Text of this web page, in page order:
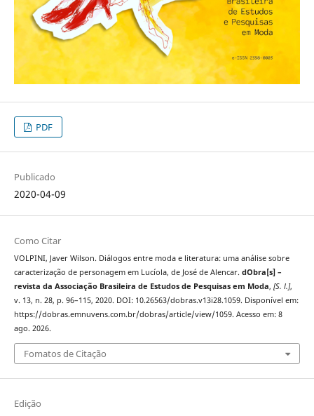
PDF
Publicado
2020-04-09
Como Citar
VOLPINI, Javer Wilson. Diálogos entre moda e literatura: uma análise sobre
caracterização de personagem em Lucíola, de José de Alencar. dObra[s] –
revista da Associação Brasileira de Estudos de Pesquisas em Moda, [S. l.],
v. 13, n. 28, p. 96–115, 2020. DOI: 10.26563/dobras.v13i28.1059. Disponível em:
https://dobras.emnuvens.com.br/dobras/article/view/1059. Acesso em: 8
ago. 2026.
Fomatos de Citação
Edição